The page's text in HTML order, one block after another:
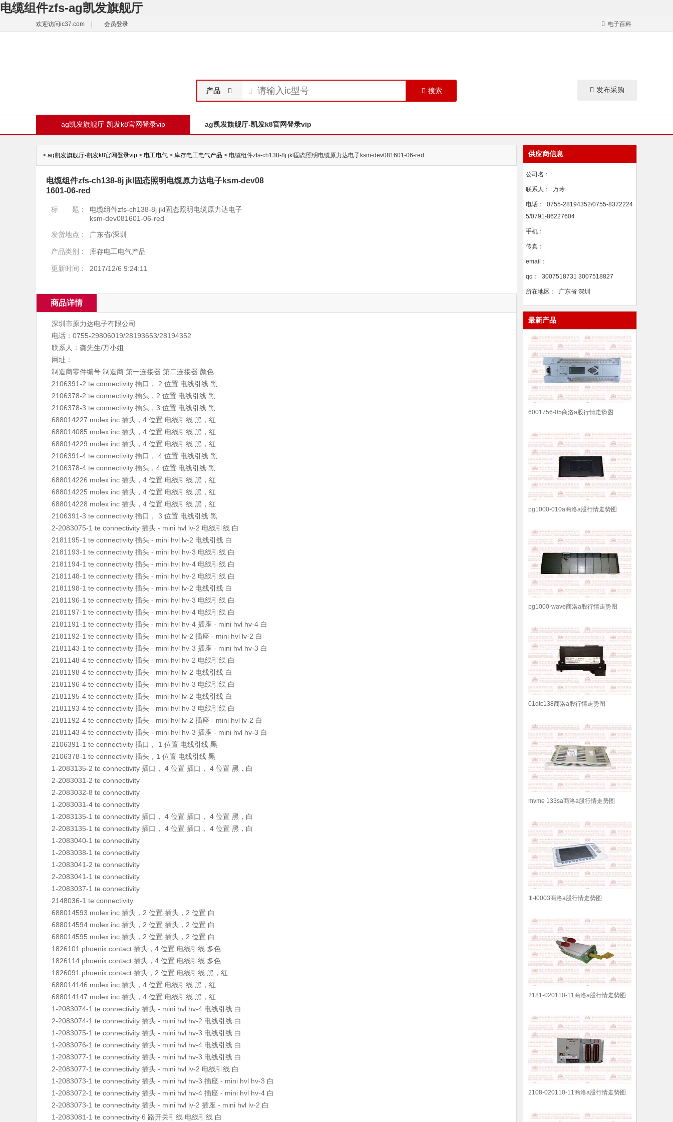
电缆组件zfs-ag凯发旗舰厅
欢迎访问ic37.com 会员登录 电子百科
产品 搜索 发布采购
ag凯发旗舰厅-凯发k8官网登录vip ag凯发旗舰厅-凯发k8官网登录vip
> ag凯发旗舰厅-凯发k8官网登录vip > 电工电气 > 库存电工电气产品 > 电缆组件zfs-ch138-8j jkl固态照明电缆原力达电子ksm-dev081601-06-red
电缆组件zfs-ch138-8j jkl固态照明电缆原力达电子ksm-dev08
1601-06-red
标 题：
电缆组件zfs-ch138-8j jkl固态照明电缆原力达电子
ksm-dev081601-06-red
发货地点：
广东省/深圳
产品类别： 库存电工电气产品
更新时间： 2017/12/6 9:24:11
商品详情
深圳市原力达电子有限公司
电话：0755-29806019/28193653/28194352
联系人：龚先生/万小姐
网址：
制造商零件编号 制造商 第一连接器 第二连接器 颜色
2106391-2 te connectivity 插口， 2 位置 电线引线 黑
2106378-2 te connectivity 插头，2 位置 电线引线 黑
2106378-3 te connectivity 插头，3 位置 电线引线 黑
688014227 molex inc 插头，4 位置 电线引线 黑，红
688014085 molex inc 插头，4 位置 电线引线 黑，红
688014229 molex inc 插头，4 位置 电线引线 黑，红
2106391-4 te connectivity 插口， 4 位置 电线引线 黑
2106378-4 te connectivity 插头，4 位置 电线引线 黑
688014226 molex inc 插头，4 位置 电线引线 黑，红
688014225 molex inc 插头，4 位置 电线引线 黑，红
688014228 molex inc 插头，4 位置 电线引线 黑，红
2106391-3 te connectivity 插口， 3 位置 电线引线 黑
2-2083075-1 te connectivity 插头 - mini hvl lv-2 电线引线 白
2181195-1 te connectivity 插头 - mini hvl lv-2 电线引线 白
2181193-1 te connectivity 插头 - mini hvl hv-3 电线引线 白
2181194-1 te connectivity 插头 - mini hvl hv-4 电线引线 白
2181148-1 te connectivity 插头 - mini hvl hv-2 电线引线 白
2181198-1 te connectivity 插头 - mini hvl lv-2 电线引线 白
2181196-1 te connectivity 插头 - mini hvl hv-3 电线引线 白
2181197-1 te connectivity 插头 - mini hvl hv-4 电线引线 白
2181191-1 te connectivity 插头 - mini hvl hv-4 插座 - mini hvl hv-4 白
2181192-1 te connectivity 插头 - mini hvl lv-2 插座 - mini hvl lv-2 白
2181143-1 te connectivity 插头 - mini hvl hv-3 插座 - mini hvl hv-3 白
2181148-4 te connectivity 插头 - mini hvl hv-2 电线引线 白
2181198-4 te connectivity 插头 - mini hvl lv-2 电线引线 白
2181196-4 te connectivity 插头 - mini hvl hv-3 电线引线 白
2181195-4 te connectivity 插头 - mini hvl lv-2 电线引线 白
2181193-4 te connectivity 插头 - mini hvl hv-3 电线引线 白
2181192-4 te connectivity 插头 - mini hvl lv-2 插座 - mini hvl lv-2 白
2181143-4 te connectivity 插头 - mini hvl hv-3 插座 - mini hvl hv-3 白
2106391-1 te connectivity 插口， 1 位置 电线引线 黑
2106378-1 te connectivity 插头，1 位置 电线引线 黑
1-2083135-2 te connectivity 插口， 4 位置 插口， 4 位置 黑，白
2-2083031-2 te connectivity
2-2083032-8 te connectivity
1-2083031-4 te connectivity
1-2083135-1 te connectivity 插口， 4 位置 插口， 4 位置 黑，白
2-2083135-1 te connectivity 插口， 4 位置 插口， 4 位置 黑，白
1-2083040-1 te connectivity
1-2083038-1 te connectivity
1-2083041-2 te connectivity
2-2083041-1 te connectivity
1-2083037-1 te connectivity
2148036-1 te connectivity
688014593 molex inc 插头，2 位置 插头，2 位置 白
688014594 molex inc 插头，2 位置 插头，2 位置 白
688014595 molex inc 插头，2 位置 插头，2 位置 白
1826101 phoenix contact 插头，4 位置 电线引线 多色
1826114 phoenix contact 插头，4 位置 电线引线 多色
1826091 phoenix contact 插头，2 位置 电线引线 黑，红
688014146 molex inc 插头，4 位置 电线引线 黑，红
688014147 molex inc 插头，4 位置 电线引线 黑，红
1-2083074-1 te connectivity 插头 - mini hvl hv-4 电线引线 白
2-2083074-1 te connectivity 插头 - mini hvl hv-2 电线引线 白
1-2083075-1 te connectivity 插头 - mini hvl hv-3 电线引线 白
1-2083076-1 te connectivity 插头 - mini hvl hv-4 电线引线 白
1-2083077-1 te connectivity 插头 - mini hvl hv-3 电线引线 白
2-2083077-1 te connectivity 插头 - mini hvl lv-2 电线引线 白
1-2083073-1 te connectivity 插头 - mini hvl hv-3 插座 - mini hvl hv-3 白
1-2083072-1 te connectivity 插头 - mini hvl hv-4 插座 - mini hvl hv-4 白
2-2083073-1 te connectivity 插头 - mini hvl lv-2 插座 - mini hvl lv-2 白
1-2083081-1 te connectivity 6 路开关引线 电线引线 白
供应商信息
公司名：
联系人： 万玲
电话：
0755-28194352/0755-8372224
5/0791-86227604
手机：
传真：
email：
qq： 3007518731 3007518827
所在地区： 广东省 深圳
最新产品
6001756-05商洛a股行情走势图
pg1000-010a商洛a股行情走势图
pg1000-wave商洛a股行情走势图
01dtc138商洛a股行情走势图
mvme 133sa商洛a股行情走势图
ttl-t0003商洛a股行情走势图
2181-020110-11商洛a股行情走势图
2108-020110-11商洛a股行情走势图